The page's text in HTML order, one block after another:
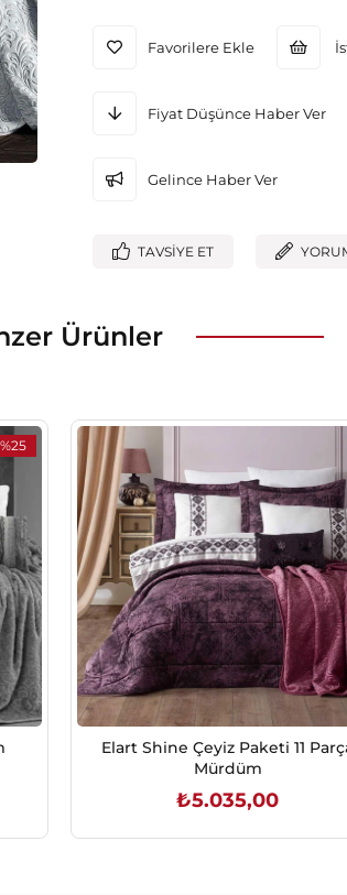
Favorilere Ekle
Fiyat Düşünce Haber Ver
Gelince Haber Ver
TAVSIYE ET
Ürünler
%25
Elart Shine Çeyiz Paketi 11
Mürdüm
₺5.035,00